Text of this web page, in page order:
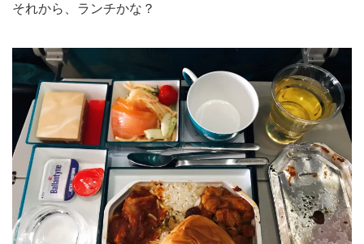
それから、ランチかな？